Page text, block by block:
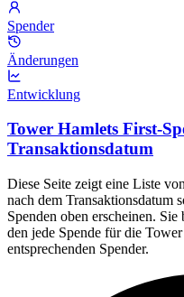
Spender
Änderungen
Entwicklung
Tower Hamlets First-
Transaktionsdatum
Diese Seite zeigt eine Liste
nach dem Transaktionsdatum
Spenden oben erscheinen.
den jede Spende für die
entsprechenden Spender.